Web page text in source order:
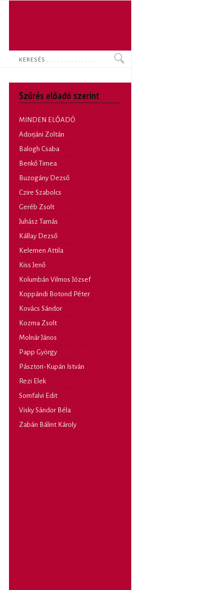
Keresés
Szűrés előadó szerint
MINDEN ELŐADÓ
Adorjáni Zoltán
Balogh Csaba
Benkő Timea
Buzogány Dezső
Czire Szabolcs
Geréb Zsolt
Juhász Tamás
Kállay Dezső
Kelemen Attila
Kiss Jenő
Kolumbán Vilmos József
Koppándi Botond Péter
Kovács Sándor
Kozma Zsolt
Molnár János
Papp György
Pásztori-Kupán István
Rezi Elek
Somfalvi Edit
Visky Sándor Béla
Zabán Bálint Károly